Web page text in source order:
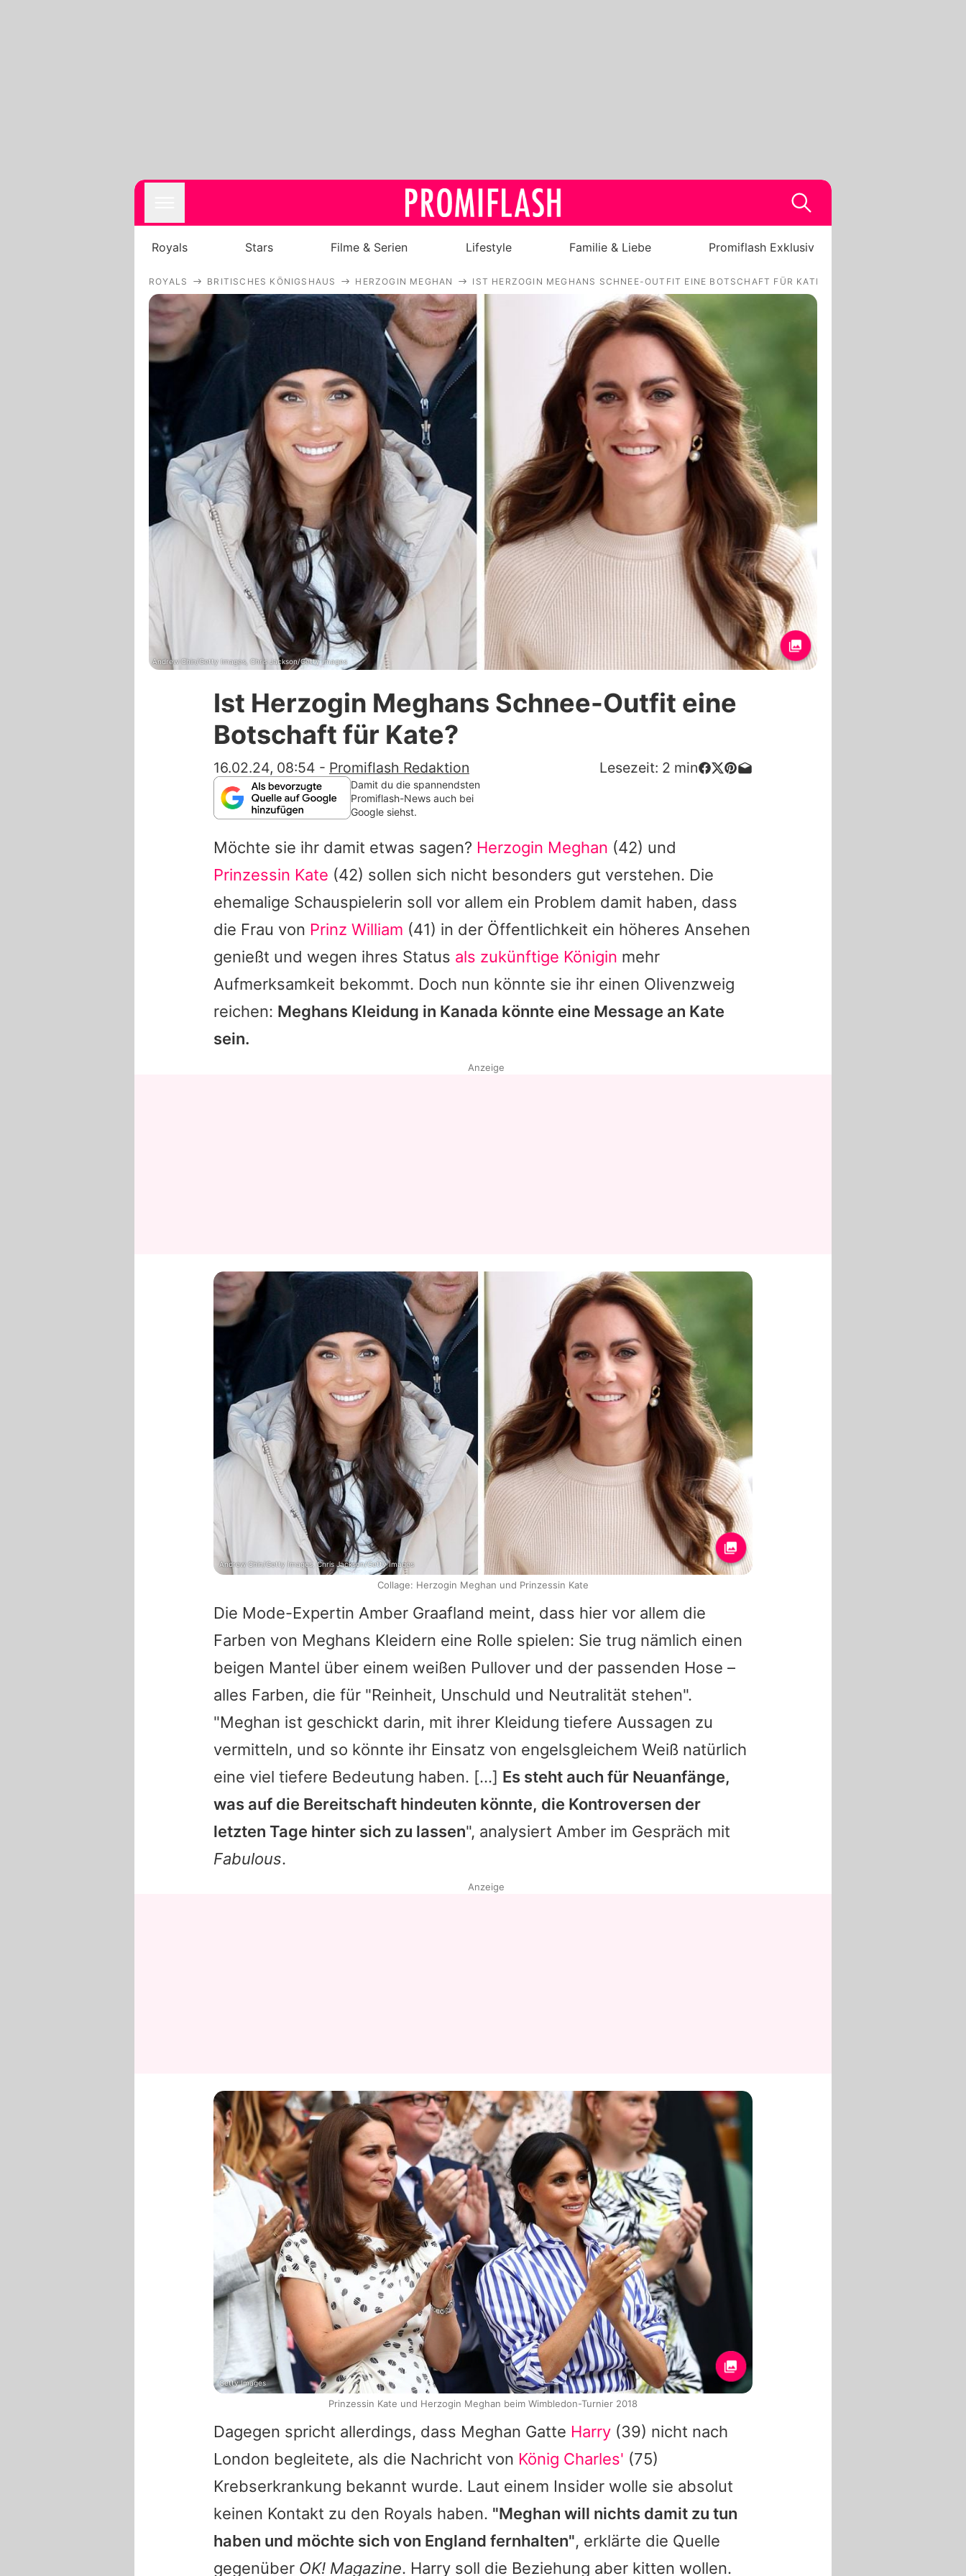
Royals
Stars
Filme & Serien
Lifestyle
Familie & Liebe
Promiflash Exklusiv
Alle Themen auf Promiflash
Jobs
App runterladen
Team
Redaktionelle Richtlinien
Impressum
Datenschutzerklärung
Nutzungsbedingungen
Utiq verwalten
Royals Stars Filme & Serien Lifestyle Familie & Liebe Promiflash Exklusiv
ROYALS BRITISCHES KÖNIGSHAUS HERZOGIN MEGHAN IST HERZOGIN MEGHANS SCHNEE-OUTFIT EINE BOTSCHAFT FÜR KATE?
Andrew Chin/Getty Images, Chris Jackson/Getty Images
Ist Herzogin Meghans Schnee-Outfit eine
Botschaft für Kate?
16.02.24, 08:54 - Promiflash Redaktion Lesezeit: 2 min
Damit du die spannendsten
Promiflash-News auch bei
Google siehst.
Möchte sie ihr damit etwas sagen? Herzogin Meghan (42) und
Prinzessin Kate (42) sollen sich nicht besonders gut verstehen. Die
ehemalige Schauspielerin soll vor allem ein Problem damit haben, dass
die Frau von Prinz William (41) in der Öffentlichkeit ein höheres Ansehen
genießt und wegen ihres Status als zukünftige Königin mehr
Aufmerksamkeit bekommt. Doch nun könnte sie ihr einen Olivenzweig
reichen: Meghans Kleidung in Kanada könnte eine Message an Kate
sein.
Die Mode-Expertin Amber Graafland meint, dass hier vor allem die
Farben von Meghans Kleidern eine Rolle spielen: Sie trug nämlich einen
beigen Mantel über einem weißen Pullover und der passenden Hose –
alles Farben, die für "Reinheit, Unschuld und Neutralität stehen".
"Meghan ist geschickt darin, mit ihrer Kleidung tiefere Aussagen zu
vermitteln, und so könnte ihr Einsatz von engelsgleichem Weiß natürlich
eine viel tiefere Bedeutung haben. [...] Es steht auch für Neuanfänge,
was auf die Bereitschaft hindeuten könnte, die Kontroversen der
letzten Tage hinter sich zu lassen", analysiert Amber im Gespräch mit
Fabulous.
Dagegen spricht allerdings, dass Meghan Gatte Harry (39) nicht nach
London begleitete, als die Nachricht von König Charles' (75)
Krebserkrankung bekannt wurde. Laut einem Insider wolle sie absolut
keinen Kontakt zu den Royals haben. "Meghan will nichts damit zu tun
haben und möchte sich von England fernhalten", erklärte die Quelle
gegenüber OK! Magazine. Harry soll die Beziehung aber kitten wollen.
Anzeige
Andrew Chin/Getty Images, Chris Jackson/Getty Images
Collage: Herzogin Meghan und Prinzessin Kate
Anzeige
Getty Images
Prinzessin Kate und Herzogin Meghan beim Wimbledon-Turnier 2018